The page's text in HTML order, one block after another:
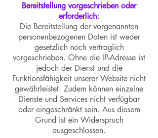
Bereitstellung vorgeschrieben oder
erforderlich:
Die Bereitstellung der vorgenannten
personenbezogenen Daten ist weder
gesetzlich noch vertraglich
vorgeschrieben. Ohne die IP-Adresse ist
jedoch der Dienst und die
Funktionsfähigkeit unserer Website nicht
gewährleistet. Zudem können einzelne
Dienste und Services nicht verfügbar
oder eingeschränkt sein. Aus diesem
Grund ist ein Widerspruch
ausgeschlossen.